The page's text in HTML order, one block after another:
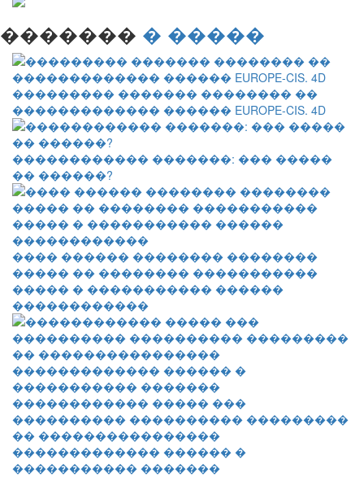
������� � �����
��������� ������� �������� ��
������������� ������ EUROPE-CIS. 4D
������������ �������: ��� �����
�� ������?
���� ������ �������� ��������
����� �� �������� �����������
����� � ����������� ������
������������
������������ ����� ���
���������� ���������� ���������
�� ����������������
������������� ������ �
����������� �������